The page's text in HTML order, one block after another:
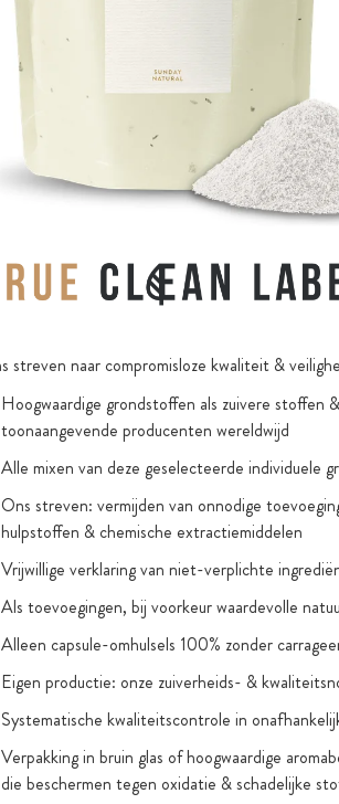
streven naar compromisloze kwaliteit &
Hoogwaardige grondstoffen als zuivere stoffen
toonaangevende producenten wereldwijd
Alle mixen van deze geselecteerde individuele
Ons streven: vermijden van onnodige
hulpstoffen & chemische extractiemiddelen
Vrijwillige verklaring van niet-verplichte
Als toevoegingen, bij voorkeur waardevolle
Alleen capsule-omhulsels 100% zonder
Eigen productie: onze zuiverheids- &
Systematische kwaliteitscontrole in
Verpakking in bruin glas of hoogwaardige
die beschermen tegen oxidatie & schadelijke